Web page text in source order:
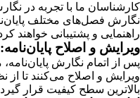
کارشناسان ما با تجربه در
نگارش فصل‌های مختلف
راهنمایی و پشتیبانی خواهند
ویرایش و اصلاح پایان‌نامه:
پس از اتمام نگارش
ویرایش و اصلاح می‌کنند تا
بالاترین سطح کیفیت قرار